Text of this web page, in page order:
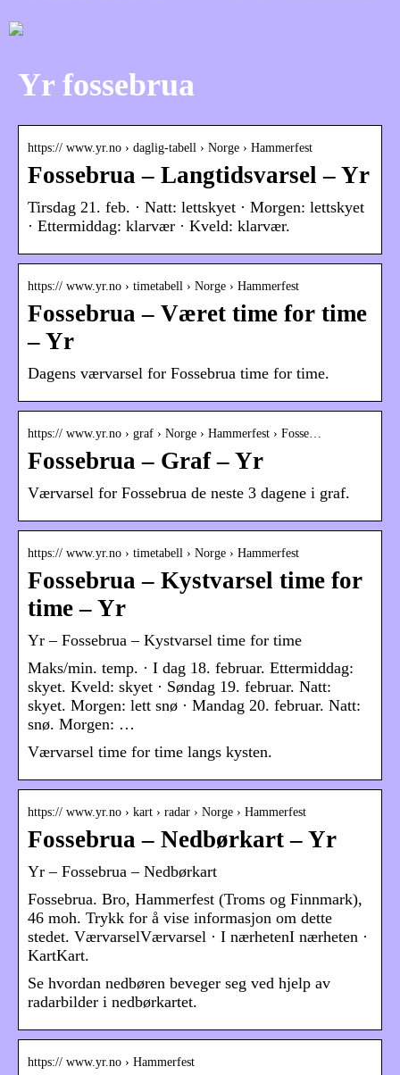
Yr fossebrua
https:// www.yr.no › daglig-tabell › Norge › Hammerfest
Fossebrua – Langtidsvarsel – Yr
Tirsdag 21. feb. · Natt: lettskyet · Morgen: lettskyet
· Ettermiddag: klarvær · Kveld: klarvær.
https:// www.yr.no › timetabell › Norge › Hammerfest
Fossebrua – Været time for time
– Yr
Dagens værvarsel for Fossebrua time for time.
https:// www.yr.no › graf › Norge › Hammerfest › Fosse…
Fossebrua – Graf – Yr
Værvarsel for Fossebrua de neste 3 dagene i graf.
https:// www.yr.no › timetabell › Norge › Hammerfest
Fossebrua – Kystvarsel time for
time – Yr
Yr – Fossebrua – Kystvarsel time for time
Maks/min. temp. · I dag 18. februar. Ettermiddag:
skyet. Kveld: skyet · Søndag 19. februar. Natt:
skyet. Morgen: lett snø · Mandag 20. februar. Natt:
snø. Morgen: …
Værvarsel time for time langs kysten.
https:// www.yr.no › kart › radar › Norge › Hammerfest
Fossebrua – Nedbørkart – Yr
Yr – Fossebrua – Nedbørkart
Fossebrua. Bro, Hammerfest (Troms og Finnmark),
46 moh. Trykk for å vise informasjon om dette
stedet. VærvarselVærvarsel · I nærhetenI nærheten ·
KartKart.
Se hvordan nedbøren beveger seg ved hjelp av
radarbilder i nedbørkartet.
https:// www.yr.no › Hammerfest